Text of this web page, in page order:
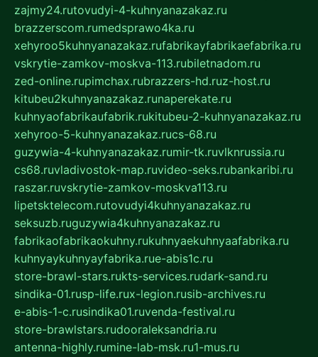
zajmy24.rutovudyi-4-kuhnyanazakaz.ru
brazzerscom.rumedsprawo4ka.ru
xehyroo5kuhnyanazakaz.rufabrikayfabrikaefabrika.ru
vskrytie-zamkov-moskva-113.rubiletnadom.ru
zed-online.rupimchax.rubrazzers-hd.ruz-host.ru
kitubeu2kuhnyanazakaz.runaperekate.ru
kuhnyaofabrikaufabrik.rukitubeu-2-kuhnyanazakaz.ru
xehyroo-5-kuhnyanazakaz.rucs-68.ru
guzywia-4-kuhnyanazakaz.rumir-tk.ruvlknrussia.ru
cs68.ruvladivostok-map.ruvideo-seks.rubankaribi.ru
raszar.ruvskrytie-zamkov-moskva113.ru
lipetsktelecom.rutovudyi4kuhnyanazakaz.ru
seksuzb.ruguzywia4kuhnyanazakaz.ru
fabrikaofabrikaokuhny.rukuhnyaekuhnyaafabrika.ru
kuhnyaykuhnyayfabrika.rue-abis1c.ru
store-brawl-stars.rukts-services.rudark-sand.ru
sindika-01.rusp-life.rux-legion.rusib-archives.ru
e-abis-1-c.rusindika01.ruvenda-festival.ru
store-brawlstars.rudooraleksandria.ru
antenna-highly.rumine-lab-msk.ru1-mus.ru